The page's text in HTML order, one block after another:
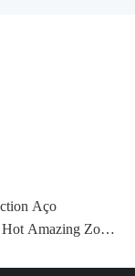
Aço
Amazing Zone